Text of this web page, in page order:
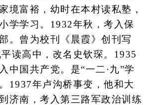
境富裕，幼时在本村读私塾，
学学习。1932年秋，考入保
。曾为校刊《晨霞》创刊写
读高中，改名史钦琛。1935
中国共产党。是“一二·九”学
1937年卢沟桥事变，他和大
济南，考入第三路军政治训练